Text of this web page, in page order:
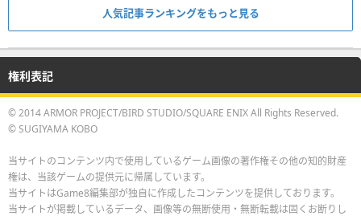
人気記事ランキングをもっと見る
権利表記
© 2014 ARMOR PROJECT/BIRD STUDIO/SQUARE ENIX All Rights Reserved.
© SUGIYAMA KOBO
当サイトのコンテンツ内で使用しているゲーム画像の著作権その他の知的財産
権は、当該ゲームの提供元に帰属しています。
当サイトはGame8編集部が独自に作成したコンテンツを提供しております。
当サイトが掲載しているデータ、画像等の無断使用・無断転載は固くお断りし